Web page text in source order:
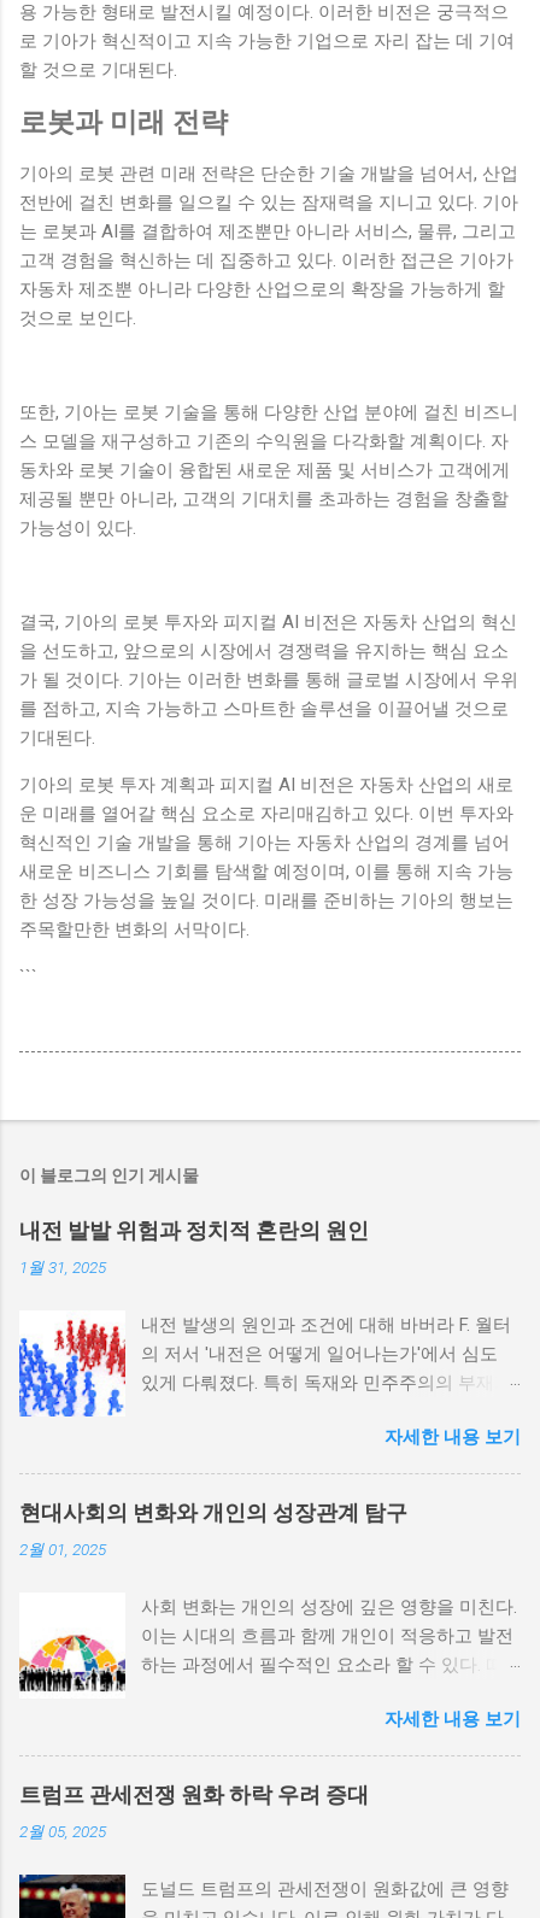
용 가능한 형태로 발전시킬 예정이다. 이러한 비전은 궁극적으
로 기아가 혁신적이고 지속 가능한 기업으로 자리 잡는 데 기여
할 것으로 기대된다.
로봇과 미래 전략
기아의 로봇 관련 미래 전략은 단순한 기술 개발을 넘어서, 산업
전반에 걸친 변화를 일으킬 수 있는 잠재력을 지니고 있다. 기아
는 로봇과 AI를 결합하여 제조뿐만 아니라 서비스, 물류, 그리고
고객 경험을 혁신하는 데 집중하고 있다. 이러한 접근은 기아가
자동차 제조뿐 아니라 다양한 산업으로의 확장을 가능하게 할
것으로 보인다.
또한, 기아는 로봇 기술을 통해 다양한 산업 분야에 걸친 비즈니
스 모델을 재구성하고 기존의 수익원을 다각화할 계획이다. 자
동차와 로봇 기술이 융합된 새로운 제품 및 서비스가 고객에게
제공될 뿐만 아니라, 고객의 기대치를 초과하는 경험을 창출할
가능성이 있다.
결국, 기아의 로봇 투자와 피지컬 AI 비전은 자동차 산업의 혁신
을 선도하고, 앞으로의 시장에서 경쟁력을 유지하는 핵심 요소
가 될 것이다. 기아는 이러한 변화를 통해 글로벌 시장에서 우위
를 점하고, 지속 가능하고 스마트한 솔루션을 이끌어낼 것으로
기대된다.
기아의 로봇 투자 계획과 피지컬 AI 비전은 자동차 산업의 새로
운 미래를 열어갈 핵심 요소로 자리매김하고 있다. 이번 투자와
혁신적인 기술 개발을 통해 기아는 자동차 산업의 경계를 넘어
새로운 비즈니스 기회를 탐색할 예정이며, 이를 통해 지속 가능
한 성장 가능성을 높일 것이다. 미래를 준비하는 기아의 행보는
주목할만한 변화의 서막이다.
```
이 블로그의 인기 게시물
내전 발발 위험과 정치적 혼란의 원인
1월 31, 2025
내전 발생의 원인과 조건에 대해 바버라 F. 월터
의 저서 '내전은 어떻게 일어나는가'에서 심도
있게 다뤄졌다. 특히 독재와 민주주의의 부재가
정치적 파벌화와 경제·군사 체제의 불안정성이
내전의 촉매제가 된다는 사실은 우리에게 중요
한 교훈을 준다. 정치적 불안정성과 내전 발발
위험 정치적 불안정성은 내전 발발의 핵심 요인
적 갈등이 심화되고, 이로 인해 내전의 위험이
증가한다. 이와 같은 경우, 국민들은 정부에 대
한 불만을 느끼고, 체제 전복을 위해 무장 세력
역사적으로도 정치적 불안정성이 높은 국가에
서는 종종 내전이 발발했던 예가 많다. 이러한
비극적인 상황을 방지하기 위해서는 먼저 정치
한 원인 중 하나는 경제적 불균형이다. 경제가
자세한 내용 보기
현대사회의 변화와 개인의 성장관계 탐구
2월 01, 2025
사회 변화는 개인의 성장에 깊은 영향을 미친다.
이는 시대의 흐름과 함께 개인이 적응하고 발전
하는 과정에서 필수적인 요소라 할 수 있다. 따
탐구하는 것이 필요하다. 사회 변화의 의미와 구
조 사회 변화란 특정 사회의 구조, 문화, 가치관
등이 시간이 지남에 따라 변화하는 과정을 의미
한다. 이러한 변화는 다양한 요인에 의해 발생할
이루어진다. 예를 들어, 산업 혁명은 사람들이
자세한 내용 보기
트럼프 관세전쟁 원화 하락 우려 증대
2월 05, 2025
도널드 트럼프의 관세전쟁이 원화값에 큰 영향